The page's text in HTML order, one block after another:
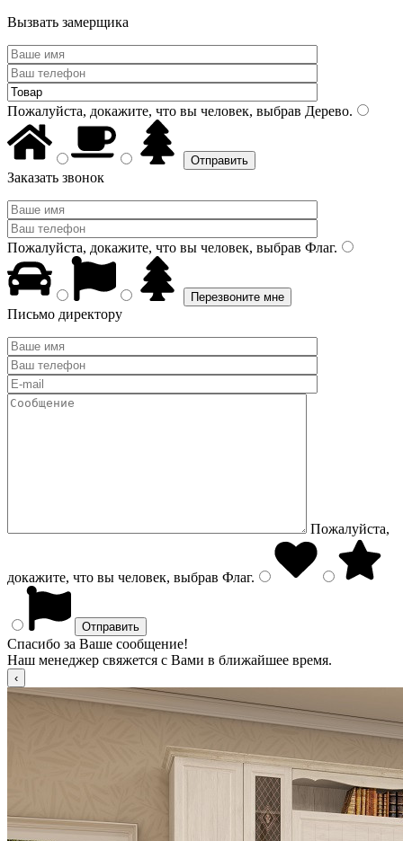
Вызвать замерщика
Пожалуйста, докажите, что вы человек, выбрав Дерево.
Заказать звонок
Пожалуйста, докажите, что вы человек, выбрав Флаг.
Письмо директору
Пожалуйста,
докажите, что вы человек, выбрав Флаг.
Спасибо за Ваше сообщение!
Наш менеджер свяжется с Вами в ближайшее время.